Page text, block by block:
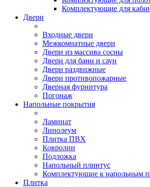
Комплектующие для
Двери
Входные двери
Межкомнатные двери
Двери из массива сосны
Двери для бани и саун
Двери раздвижные
Двери противопожарные
Дверная фурнитура
Погонаж
Напольные покрытия
Ламинат
Линолеум
Плитка ПВХ
Ковролин
Подложка
Напольный плинтус
Комплектующие к напольным
Плитка